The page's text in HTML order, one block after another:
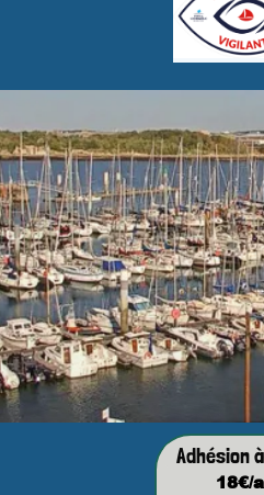
Adhésion
18€/